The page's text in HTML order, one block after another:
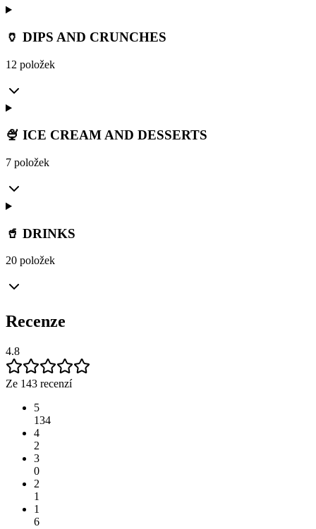
🏺 DIPS AND CRUNCHES
12 položek
🍨 ICE CREAM AND DESSERTS
7 položek
🥤 DRINKS
20 položek
Recenze
4.8
Ze 143 recenzí
5
134
4
2
3
0
2
1
1
6